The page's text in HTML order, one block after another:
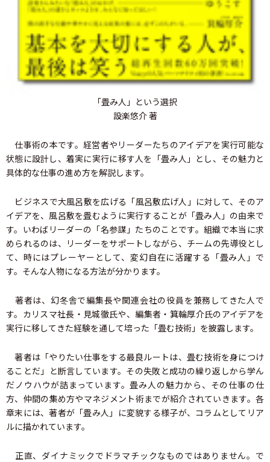
「畳み人」という選択
設楽悠介 著
仕事術の本です。経営者やリーダーたちのアイデアを実行可能な
状態に設計し、着実に実行に移す人を「畳み人」とし、その魅力と
具体的な仕事の進め方を解説します。
ビジネスで大風呂敷を広げる「風呂敷広げ人」に対して、そのア
イデアを、風呂敷を畳むように実行することが「畳み人」の由来で
す。いわばリーダーの「名参謀」たちのことです。組織で本当に求
められるのは、リーダーをサポートしながら、チームの先導役とし
て、時にはプレーヤーとして、変幻自在に活躍する「畳み人」で
す。そんな人物になる方法が分かります。
著者は、幻冬舎で編集長や関連会社の役員を兼務してきた人で
す。カリスマ社長・見城徹氏や、編集者・箕輪厚介氏のアイデアを
実行に移してきた経験を通して培った「畳む技術」を披露します。
著者は「やりたい仕事をする最良ルートは、畳む技術を身につけ
ることだ」と断言しています。その失敗と成功の繰り返しから学ん
だノウハウが詰まっています。畳み人の魅力から、その仕事の仕
方、仲間の集め方やマネジメント術までが紹介されていきます。各
章末には、著者が「畳み人」に変貌する様子が、コラムとしてリア
ルに描かれています。
正直、ダイナミックでドラマチックなものではありません。で